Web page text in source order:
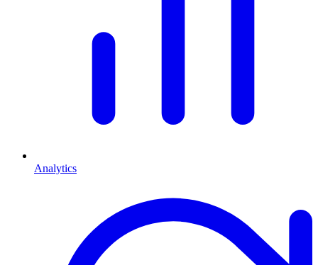
Analytics